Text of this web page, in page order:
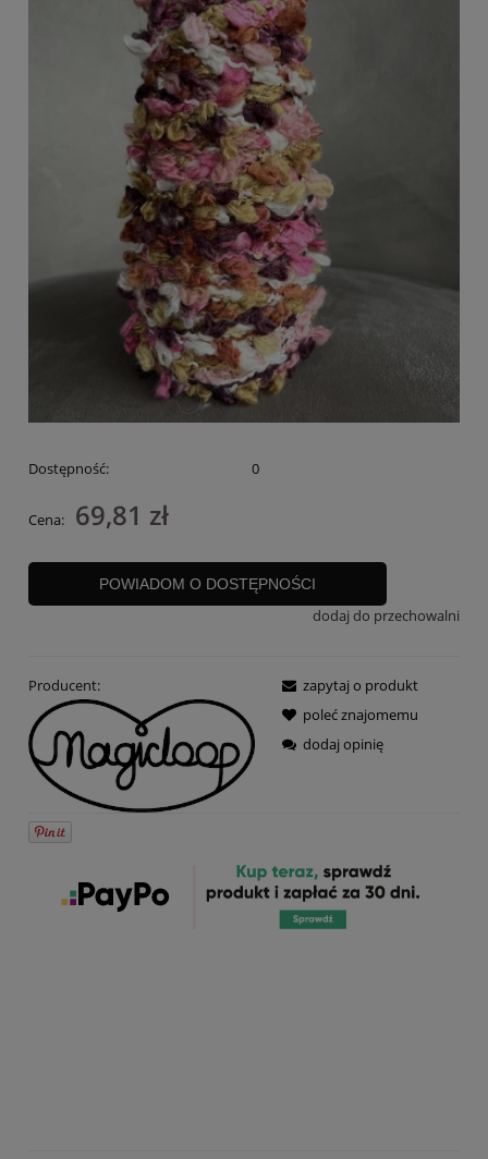
Dostępność: 0
Cena: 69,81 zł
POWIADOM O DOSTĘPNOŚCI
dodaj do przechowalni
Producent:
zapytaj o produkt
poleć znajomemu
dodaj opinię